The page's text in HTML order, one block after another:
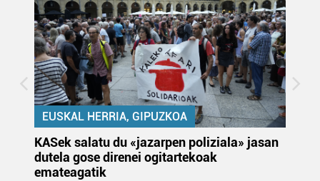
EUSKAL HERRIA, GIPUZKOA
KASek salatu du «jazarpen poliziala» jasan
dutela gose direnei ogitartekoak
emateagatik